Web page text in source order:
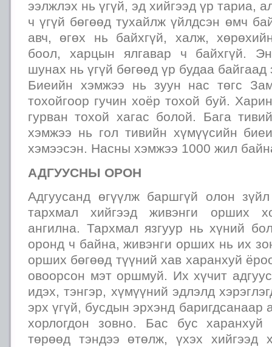
ээлжлэх нь үгүй, эд хийгээд үр тариа,
ч үгүй бөгөөд тухайлж үйлдсэн өмч
авч, өгөх нь байхгүй, халж,
боол, харцын ялгавар ч байхгүй.
шунах нь үгүй бөгөөд үр будаа байгаад
Биеийн хэмжээ нь зуун нас төгс
тохойгоор гучин хоёр тохой буй.
гурван тохой хагас болой. Бага
хэмжээ нь гол тивийн хүмүүсийн
хэмээсэн. Насны хэмжээ 1000 жил
АДГУУСНЫ ОРОН
Адгуусанд өгүүлж баршгүй олон
тархмал хийгээд живэнги орших
ангилна. Тархмал язгуур нь хүний
оронд ч байна, живэнги орших нь их
орших бөгөөд түүний хав харанхуй
овоорсон мэт оршмуй. Их хүчит
идэх, тэнгэр, хүмүүний эдлэлд
эрх үгүй, бусдын эрхэнд баригдсанаар
хорлогдон зовно. Бас бус харанхуй
төрөөд тэндээ өтөлж, үхэх хийгээд